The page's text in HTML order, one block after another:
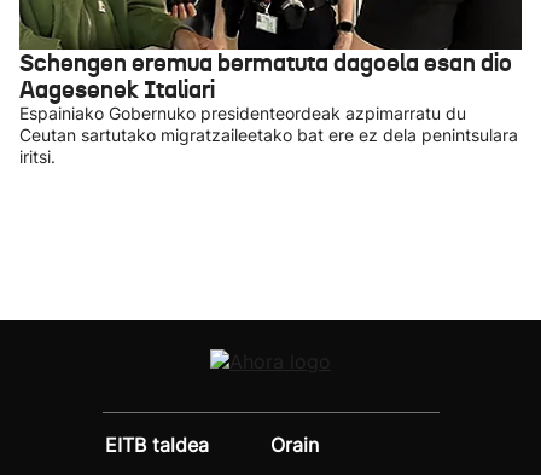
Schengen eremua bermatuta dagoela esan dio
Aagesenek Italiari
Espainiako Gobernuko presidenteordeak azpimarratu du
Ceutan sartutako migratzaileetako bat ere ez dela penintsulara
iritsi.
EITB taldea
Orain